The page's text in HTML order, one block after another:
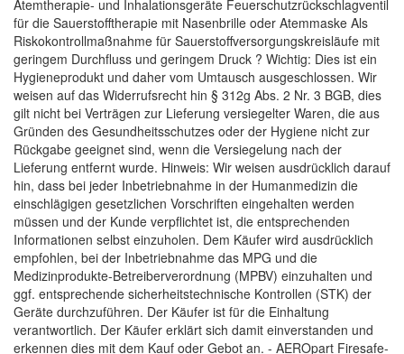
Atemtherapie- und Inhalationsgeräte Feuerschutzrückschlagventil
für die Sauerstofftherapie mit Nasenbrille oder Atemmaske Als
Riskokontrollmaßnahme für Sauerstoffversorgungskreisläufe mit
geringem Durchfluss und geringem Druck ? Wichtig: Dies ist ein
Hygieneprodukt und daher vom Umtausch ausgeschlossen. Wir
weisen auf das Widerrufsrecht hin § 312g Abs. 2 Nr. 3 BGB, dies
gilt nicht bei Verträgen zur Lieferung versiegelter Waren, die aus
Gründen des Gesundheitsschutzes oder der Hygiene nicht zur
Rückgabe geeignet sind, wenn die Versiegelung nach der
Lieferung entfernt wurde. Hinweis: Wir weisen ausdrücklich darauf
hin, dass bei jeder Inbetriebnahme in der Humanmedizin die
einschlägigen gesetzlichen Vorschriften eingehalten werden
müssen und der Kunde verpflichtet ist, die entsprechenden
Informationen selbst einzuholen. Dem Käufer wird ausdrücklich
empfohlen, bei der Inbetriebnahme das MPG und die
Medizinprodukte-Betreiberverordnung (MPBV) einzuhalten und
ggf. entsprechende sicherheitstechnische Kontrollen (STK) der
Geräte durchzuführen. Der Käufer ist für die Einhaltung
verantwortlich. Der Käufer erklärt sich damit einverstanden und
erkennen dies mit dem Kauf oder Gebot an. - AEROpart Firesafe-